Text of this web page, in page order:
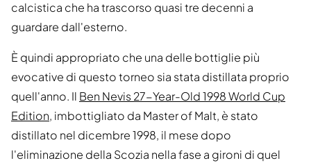
calcistica che ha trascorso quasi tre decenni a
guardare dall'esterno.
È quindi appropriato che una delle bottiglie più
evocative di questo torneo sia stata distillata proprio
quell'anno. Il Ben Nevis 27-Year-Old 1998 World Cup
Edition, imbottigliato da Master of Malt, è stato
distillato nel dicembre 1998, il mese dopo
l'eliminazione della Scozia nella fase a gironi di quel